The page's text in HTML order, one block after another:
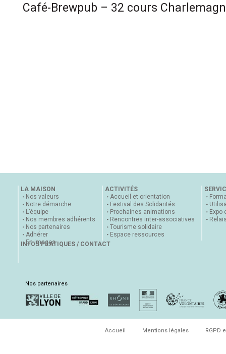
Café-Brewpub – 32 cours
LA MAISON
Nos valeurs
Notre démarche
L’équipe
Nos membres adhérents
Nos partenaires
Adhérer
En images
ACTIVITÉS
Accueil et orientation
Festival des Solidarités
Prochaines animations
Rencontres inter-associatives
Tourisme solidaire
Espace ressources
Expo
INFOS PRATIQUES / CONTACT
Nos partenaires
Accueil Mentions légales RGPD